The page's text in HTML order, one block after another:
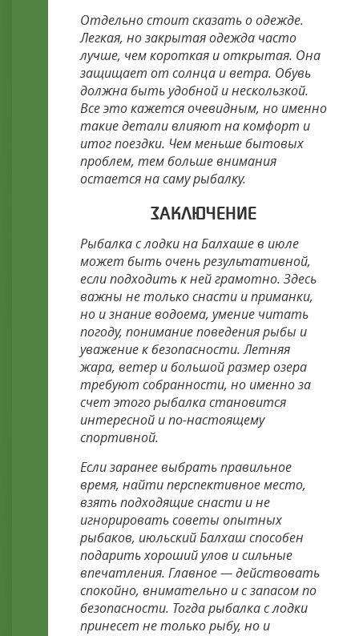
Отдельно стоит сказать о одежде.
Легкая, но закрытая одежда часто
лучше, чем короткая и открытая. Она
защищает от солнца и ветра. Обувь
должна быть удобной и нескользкой.
Все это кажется очевидным, но именно
такие детали влияют на комфорт и
итог поездки. Чем меньше бытовых
проблем, тем больше внимания
остается на саму рыбалку.
ЗАКЛЮЧЕНИЕ
Рыбалка с лодки на Балхаше в июле
может быть очень результативной,
если подходить к ней грамотно. Здесь
важны не только снасти и приманки,
но и знание водоема, умение читать
погоду, понимание поведения рыбы и
уважение к безопасности. Летняя
жара, ветер и большой размер озера
требуют собранности, но именно за
счет этого рыбалка становится
интересной и по-настоящему
спортивной.
Если заранее выбрать правильное
время, найти перспективное место,
взять подходящие снасти и не
игнорировать советы опытных
рыбаков, июльский Балхаш способен
подарить хороший улов и сильные
впечатления. Главное — действовать
спокойно, внимательно и с запасом по
безопасности. Тогда рыбалка с лодки
принесет не только рыбу, но и